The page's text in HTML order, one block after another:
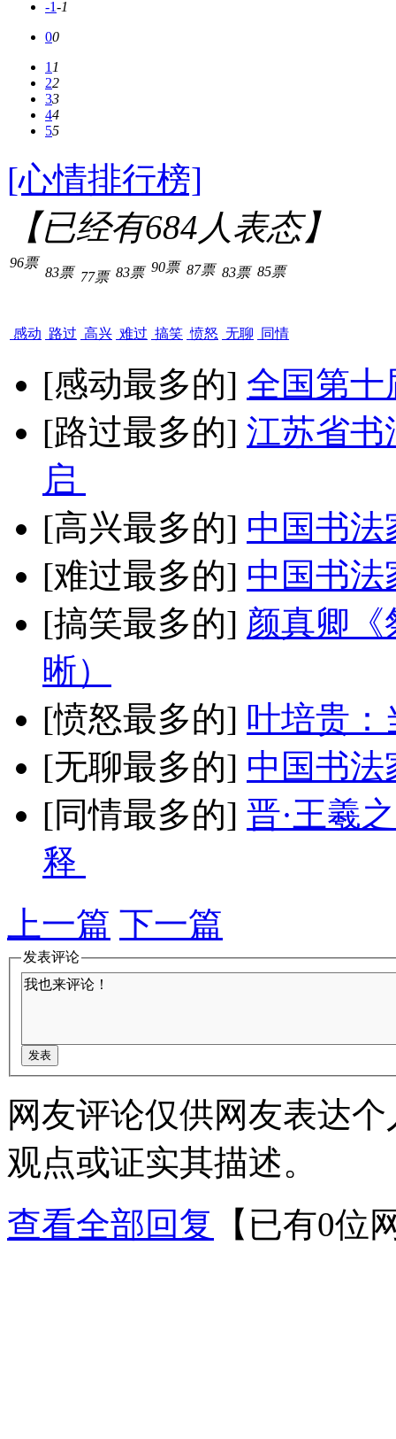
-1-1
00
11
22
33
44
55
[心情排行榜]
【已经有684人表态】
96票
感动
83票
路过
77票
高兴
83票
难过
90票
搞笑
87票
愤怒
83票
无聊
85票
同情
[感动最多的] 全国第十
[路过最多的] 江苏省书
启
[高兴最多的] 中国书法
[难过最多的] 中国书法
[搞笑最多的] 颜真卿《
晰）
[愤怒最多的] 叶培贵：
[无聊最多的] 中国书法
[同情最多的] 晋·王羲
释
上一篇 下一篇
发表评论
网友评论仅供网友表达
观点或证实其描述。
查看全部回复
【已有0位